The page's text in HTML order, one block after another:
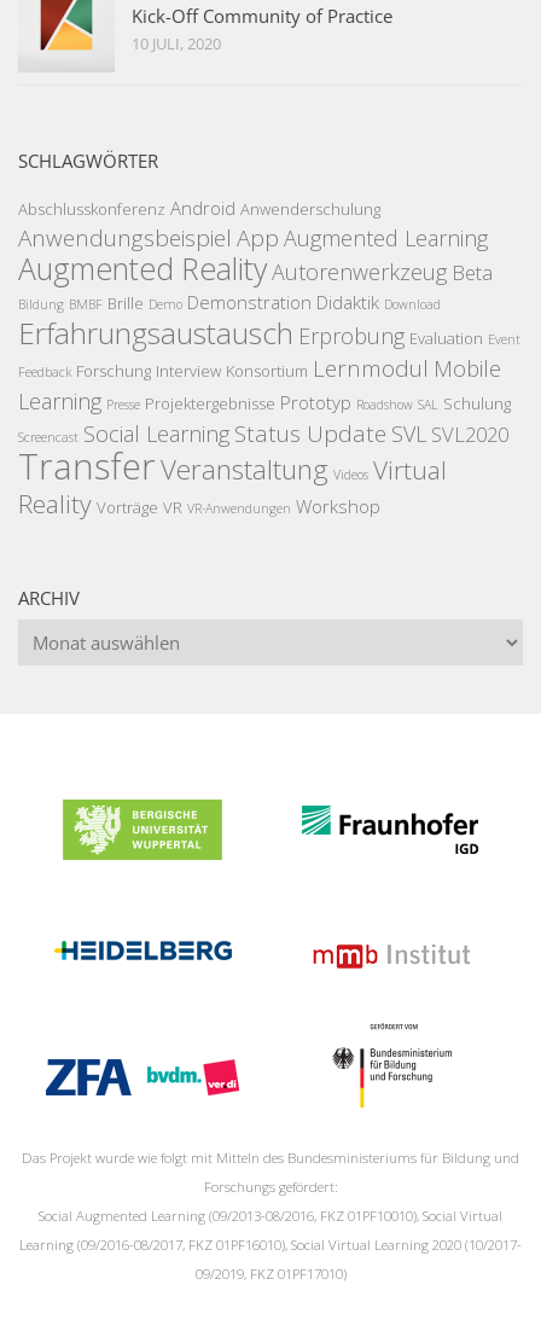
Kick-Off Community of Practice
10 JULI, 2020
SCHLAGWÖRTER
Abschlusskonferenz Android Anwenderschulung
Anwendungsbeispiel App Augmented Learning
Augmented RealityAutorenwerkzeug Beta
Bildung BMBF Brille Demo Demonstration Didaktik Download
Erfahrungsaustausch Erprobung Evaluation Event
Feedback Forschung Interview Konsortium Lernmodul Mobile
Learning Presse Projektergebnisse Prototyp Roadshow SAL Schulung
Screencast Social Learning Status Update SVL SVL2020
TransferVeranstaltung Videos Virtual
Reality Vorträge VR VR-Anwendungen Workshop
ARCHIV
Archiv
Das Projekt wurde wie folgt mit Mitteln des Bundesministeriums für Bildung und
Forschungs gefördert:
Social Augmented Learning (09/2013-08/2016, FKZ 01PF10010), Social Virtual
Learning (09/2016-08/2017, FKZ 01PF16010), Social Virtual Learning 2020 (10/2017-
09/2019, FKZ 01PF17010)